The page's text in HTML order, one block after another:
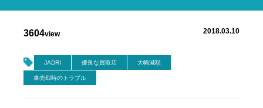
3604view 2018.03.10
JADRI 優良な買取店 大幅減額
車売却時のトラブル